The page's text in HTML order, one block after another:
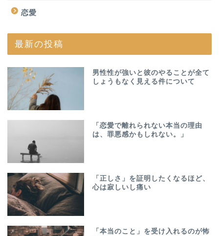
恋愛
最新の投稿
男性性が強いと彼のやることが全て
しょうもなく見える件について
「恋愛で離れられない本当の理由
は、罪悪感かもしれない。」
「正しさ」を証明したくなるほど、
心は寂しいし痛い
「本当のこと」を受け入れるのが怖